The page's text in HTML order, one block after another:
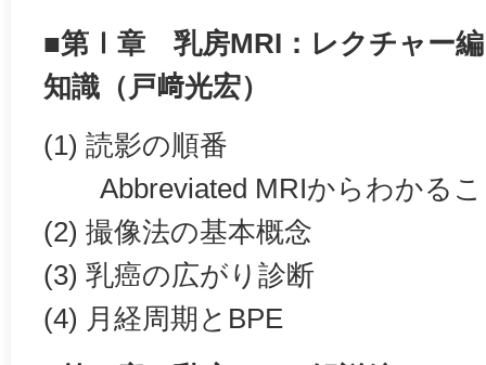
■第Ⅰ章 乳房MRI：レクチャー
知識（戸﨑光宏）
(1) 読影の順番
Abbreviated MRIからわかる
(2) 撮像法の基本概念
(3) 乳癌の広がり診断
(4) 月経周期とBPE